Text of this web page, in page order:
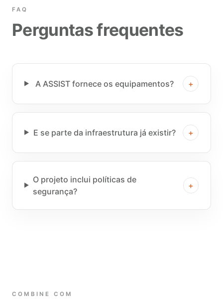
FAQ
Perguntas frequentes
A ASSIST fornece os equipamentos? +
E se parte da infraestrutura já existir? +
O projeto inclui políticas de
segurança?
+
COMBINE COM